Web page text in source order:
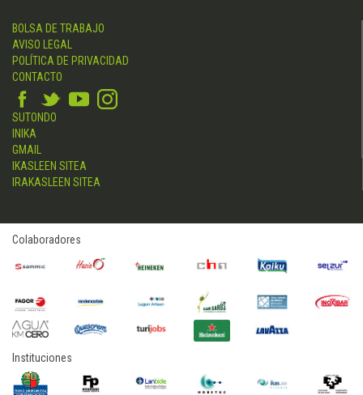
BOLSA DE TRABAJO
AVISO LEGAL
POLÍTICA DE PRIVACIDAD
CONTACTO
SUTONDO
INIKA
GMAIL
IKASLEEN SITEA
IRAKASLEEN SITEA
Colaboradores
Instituciones